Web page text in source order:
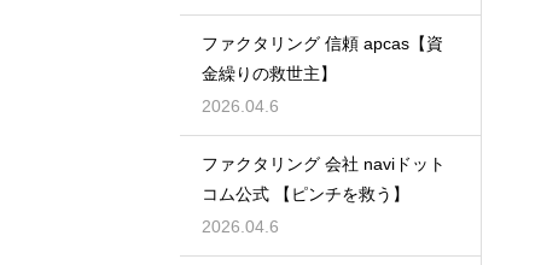
ファクタリング 信頼 apcas【資
金繰りの救世主】
2026.04.6
ファクタリング 会社 naviドット
コム公式 【ピンチを救う】
2026.04.6